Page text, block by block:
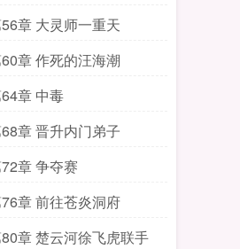
章 大灵师一重天
章 作死的汪海潮
章 中毒
章 晋升内门弟子
章 争夺赛
章 前往苍炎洞府
章 楚云河徐飞虎联手